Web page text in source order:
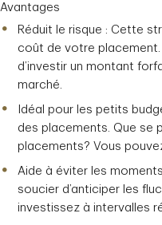
Avantages
Réduit le risque : Cette
coût de votre placement.
d’investir un montant
marché.
Idéal pour les petits
des placements. Que se
placements? Vous
Aide à éviter les
soucier d’anticiper les
investissez à intervalles